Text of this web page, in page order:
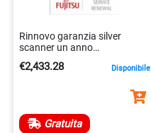
Rinnovo garanzia silver
scanner un anno
€2,433.28 Disponibile
Gratuita